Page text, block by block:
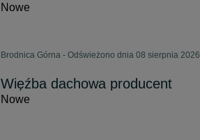
Nowe
Brodnica Górna - Odświeżono dnia 08 sierpnia 2026
Więźba dachowa producent
Nowe